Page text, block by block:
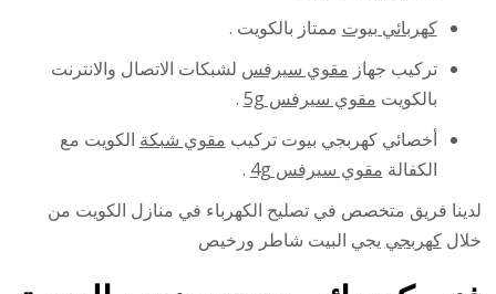
كهربائي بيوت ممتاز بالكويت .
تركيب جهاز مقوي سيرفس لشبكات الاتصال والانترنت
بالكويت مقوي سيرفس 5g
.
أخصائي كهربجي بيوت تركيب مقوي شبكة الكويت مع
الكفالة مقوي سيرفس 4g
.
لدينا فريق متخصص في تصليح الكهرباء في منازل الكويت من
خلالكهربجي يجي البيت شاطر ورخيص